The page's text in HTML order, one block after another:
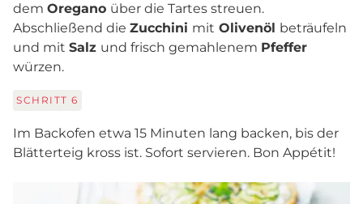
dem Oregano über die Tartes streuen.
Abschließend die Zucchini mit Olivenöl beträufeln
und mit Salz und frisch gemahlenem Pfeffer
würzen.
SCHRITT 6
Im Backofen etwa 15 Minuten lang backen, bis der
Blätterteig kross ist. Sofort servieren. Bon Appétit!